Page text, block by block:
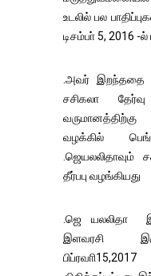
உடலில் பல
டிசம்பா் 5, 2016
.அவர் இறந்ததை
சசிகலா
வழக்கில்
.ஜெயலலிதாவும்
தீர்பபு வழங்கியது
.ஜெ யலலிதா
இளவரசி